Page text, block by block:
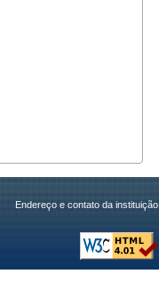
Endereço e contato da instituição